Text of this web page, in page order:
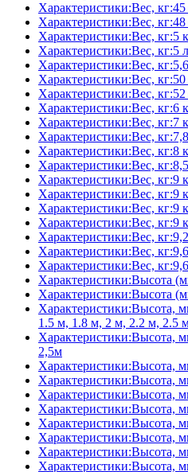
Характеристики:Вес, кг:45
Характеристики:Вес, кг:48
Характеристики:Вес, кг:5
Характеристики:Вес, кг:5 л
Характеристики:Вес,
Характеристики:Вес, кг:50
Характеристики:Вес, кг:52
Характеристики:Вес, кг:6
Характеристики:Вес, кг:7
Характеристики:Вес,
Характеристики:Вес, кг:8
Характеристики:Вес,
Характеристики:Вес, кг:9
Характеристики:Вес, кг:9
Характеристики:Вес, кг:9
Характеристики:Вес, кг:9
Характеристики:Вес,
Характеристики:Вес,
Характеристики:Вес,
Характеристики:Высота
Характеристики:Высота
Характеристики:Высота,
1.5 м, 1.8 м, 2 м, 2.2 м, 2.5
Характеристики:Высота,
2,5м
Характеристики:Высота,
Характеристики:Высота,
Характеристики:Высота,
Характеристики:Высота,
Характеристики:Высота,
Характеристики:Высота,
Характеристики:Высота,
Характеристики:Высота,